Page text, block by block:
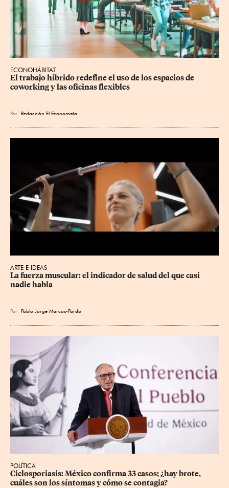
ECONOHÁBITAT
El trabajo híbrido redefine el uso de los espacios de
coworking y las oficinas flexibles
Por Redacción El Economista
ARTE E IDEAS
La fuerza muscular: el indicador de salud del que casi
nadie habla
Por Pablo Jorge Marcos-Pardo
POLÍTICA
Ciclosporiasis: México confirma 33 casos; ¿hay brote,
cuáles son los síntomas y cómo se contagia?